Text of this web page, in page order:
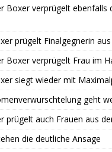
Boxer verprügelt ebenfalls
prügelt Finalgegnerin
Boxer verprügelt Frau im
siegt wieder mit
geht
prügelt auch Frauen aus
die deutliche Ansage